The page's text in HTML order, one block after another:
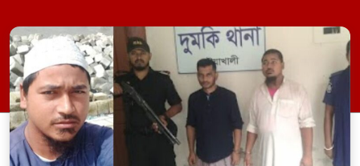
ভিত্তিতে অভিযান চালিয়ে মাদক চক্রের আরও
এক সদস্যকে আটক করা হয়। র‍্যাব ও পুলিশ
সূত্রে জানা গেছে, শুক্রবার গোপন সংবাদের
ভিত্তিতে র‍্যাব-৮, সিপিসি-১ পটুয়াখালী ক্যাম্পের
[…]